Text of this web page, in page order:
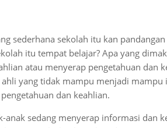
sederhana sekolah itu kan
itu tempat belajar? Apa yang
atau menyerap pengetahuan dan
yang tidak mampu menjadi mampu
dan keahlian.
anak sedang menyerap informasi dan